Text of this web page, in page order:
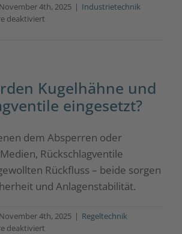
November 4th, 2025 | Industrietechnik
deaktiviert
Kugelhähne und
eingesetzt?
dem Absperren oder
Rückschlagventile
Rückfluss – beide sorgen
und Anlagenstabilität.
November 4th, 2025 | Regeltechnik
deaktiviert